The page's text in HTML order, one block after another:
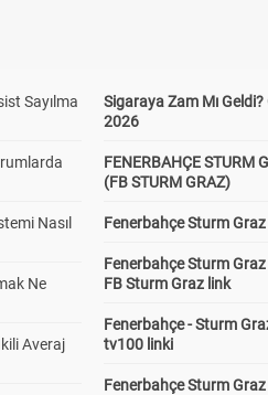
Sayılma
Nasıl
Ne
Averaj
Sigaraya Zam Mı
2026
FENERBAHÇE STURM
(FB STURM GRAZ)
Fenerbahçe Sturm Graz
Fenerbahçe Sturm Graz
FB Sturm Graz link
Fenerbahçe - Sturm
tv100 linki
Fenerbahçe Sturm